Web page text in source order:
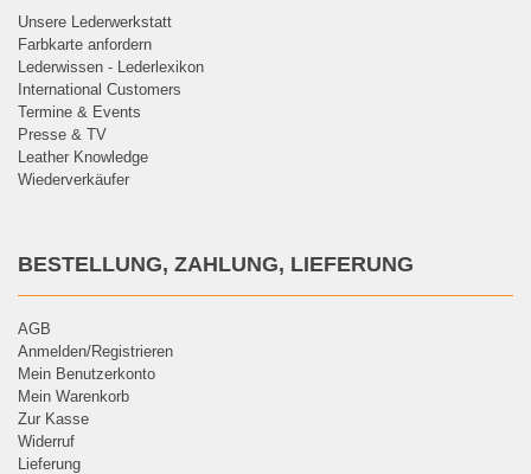
Unsere Lederwerkstatt
Farbkarte anfordern
Lederwissen - Lederlexikon
International Customers
Termine & Events
Presse & TV
Leather Knowledge
Wiederverkäufer
BESTELLUNG, ZAHLUNG, LIEFERUNG
AGB
Anmelden/Registrieren
Mein Benutzerkonto
Mein Warenkorb
Zur Kasse
Widerruf
Lieferung